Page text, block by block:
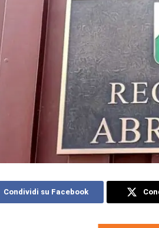
Condividi su Facebook